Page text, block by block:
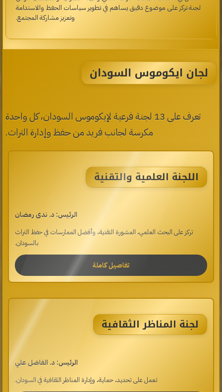
لجنة تركز على موضوع دقيق يساهم في تطوير سياسات الحفظ والاستدامة
وتعزيز مشاركة المجتمع.
لجان ايكوموس السودان
تعرف على 13 لجنة فرعية لإيكوموس السودان، كل واحدة
مكرسة لجانب فريد من حفظ وإدارة التراث.
اللجنة العلمية والتقنية
الرئيس: د. ندى رمضان
تركز على البحث العلمي، المشورة التقنية، وأفضل الممارسات في حفظ التراث
بالسودان.
تفاصيل كاملة
لجنة المناظر الثقافية
الرئيس: د. الفاضل علي
تعمل على تحديد، حماية، وإدارة المناظر الثقافية في السودان.